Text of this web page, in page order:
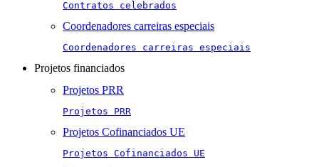
Contratos celebrados
Coordenadores carreiras especiais
Coordenadores carreiras especiais
Projetos financiados
Projetos PRR
Projetos PRR
Projetos Cofinanciados UE
Projetos Cofinanciados UE